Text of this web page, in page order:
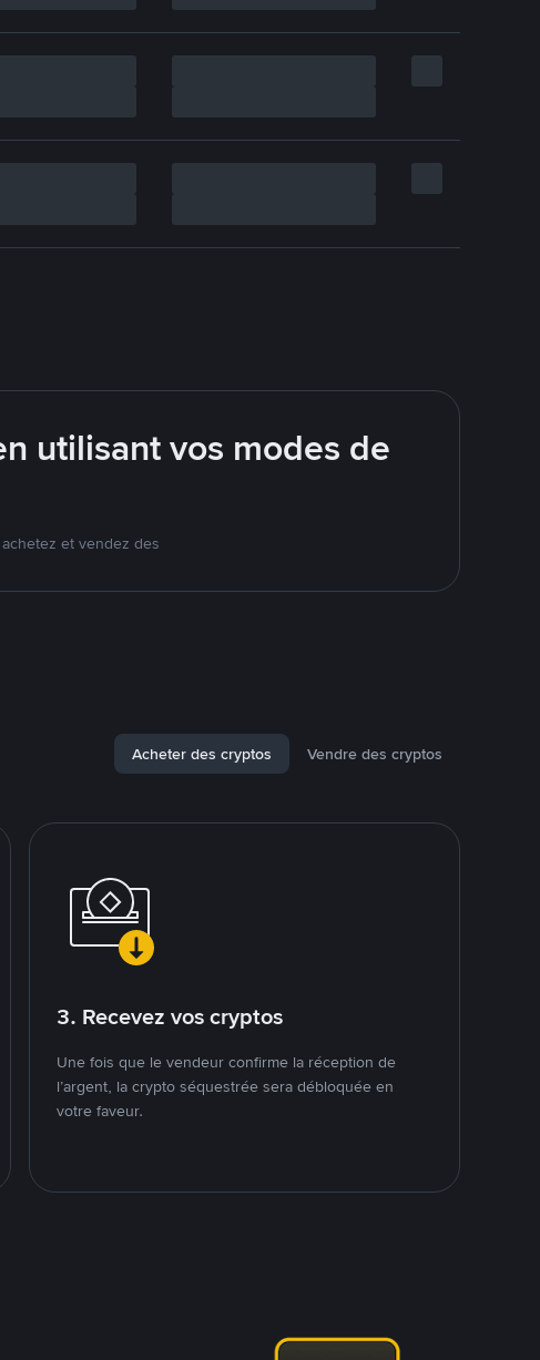
utilisant vos modes de
et vendez des
Acheter des cryptos Vendre des cryptos
3. Recevez vos cryptos
Une fois que le vendeur confirme la réception de
l’argent, la crypto séquestrée sera débloquée en
votre faveur.